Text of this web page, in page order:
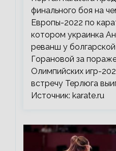
финального боя на
Европы-2022 по
котором украинка
реванш у
Горановой за
Олимпийских игр-
встречу Терлюга
Источник: karate.ru